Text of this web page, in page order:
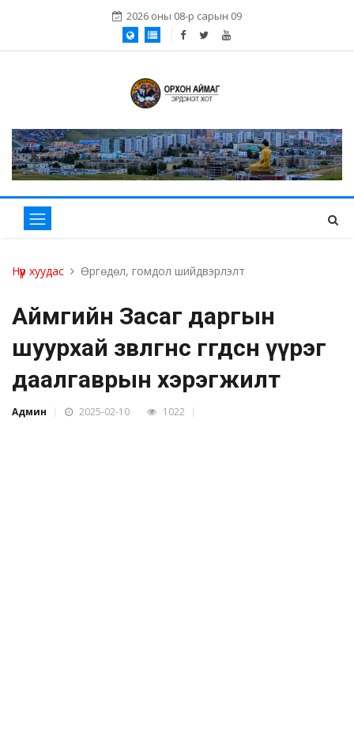
2026 оны 08-р сарын 09
Нүүр хуудас Өргөдөл, гомдол шийдвэрлэлт
Аймгийн Засаг даргын
шуурхай зөвлөгөөнөөс өгөгдсөн үүрэг
даалгаврын хэрэгжилт
Админ 2025-02-10 1022